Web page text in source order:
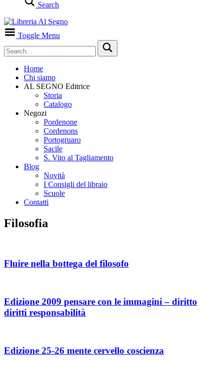
Search
Toggle Menu
Home
Chi siamo
AL SEGNO Editrice
Storia
Catalogo
Negozi
Pordenone
Cordenons
Portogruaro
Sacile
S. Vito al Tagliamento
Blog
Novità
I Consigli del libraio
Scuole
Contatti
Filosofia
Fluire nella bottega del filosofo
Edizione 2009 pensare con le immagini – diritto
diritti responsabilità
Edizione 25-26 mente cervello coscienza